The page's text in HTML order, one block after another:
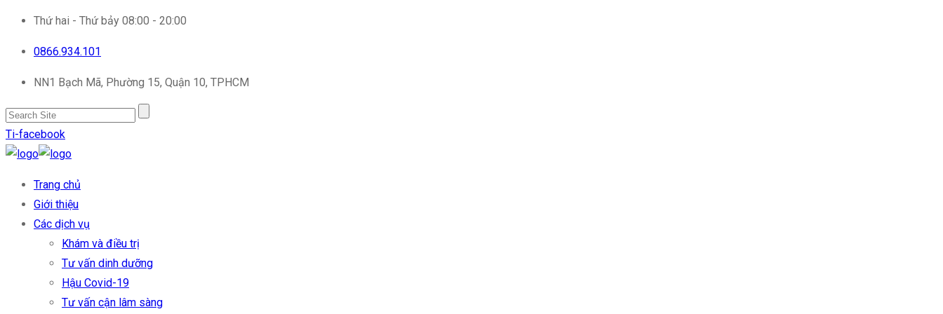
Thứ hai - Thứ bảy 08:00 - 20:00
0866.934.101
NN1 Bạch Mã, Phường 15, Quận 10, TPHCM
Ti-facebook
Trang chủ
Giới thiệu
Các dịch vụ
Khám và điều trị
Tư vấn dinh dưỡng
Hậu Covid-19
Tư vấn cận lâm sàng